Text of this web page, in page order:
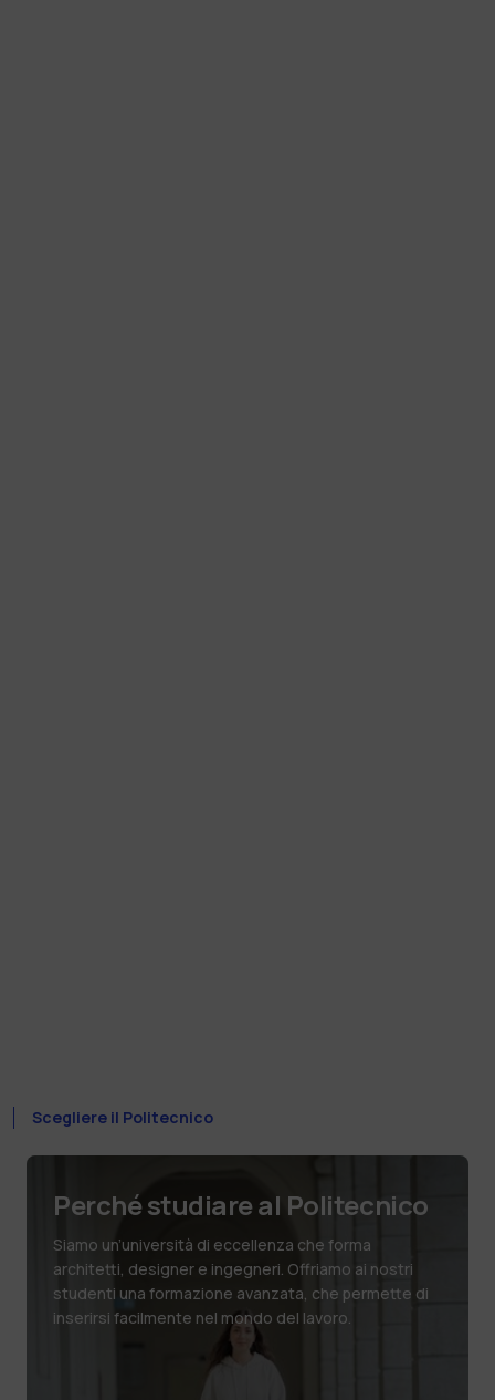
Scegliere il Politecnico
Perché studiare al Politecnico
Siamo un’università di eccellenza che forma
architetti, designer e ingegneri. Offriamo ai nostri
studenti una formazione avanzata, che permette di
inserirsi facilmente nel mondo del lavoro.